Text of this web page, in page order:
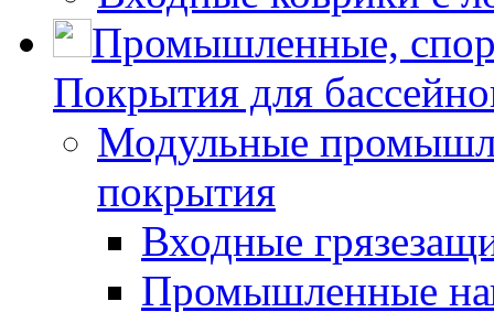
Промышленные,
Покрытия для
Модульные
покрытия
Входные
Промышленные